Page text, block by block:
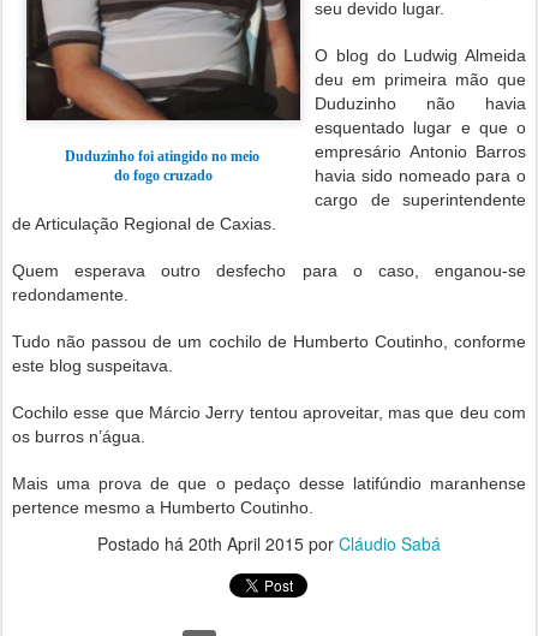
Duduzinho foi atingido no meio
do fogo cruzado
seu devido lugar.
O blog do Ludwig Almeida
deu em primeira mão que
Duduzinho não havia
esquentado lugar e que o
empresário Antonio Barros
havia sido nomeado para o
cargo de superintendente
de Articulação Regional de Caxias.
Quem esperava outro desfecho para o caso, enganou-se
redondamente.
Tudo não passou de um cochilo de Humberto Coutinho, conforme
este blog suspeitava.
Cochilo esse que Márcio Jerry tentou aproveitar, mas que deu com
os burros n’água.
Mais uma prova de que o pedaço desse latifúndio maranhense
pertence mesmo a Humberto Coutinho.
Postado há 20th April 2015 por Cláudio Sabá